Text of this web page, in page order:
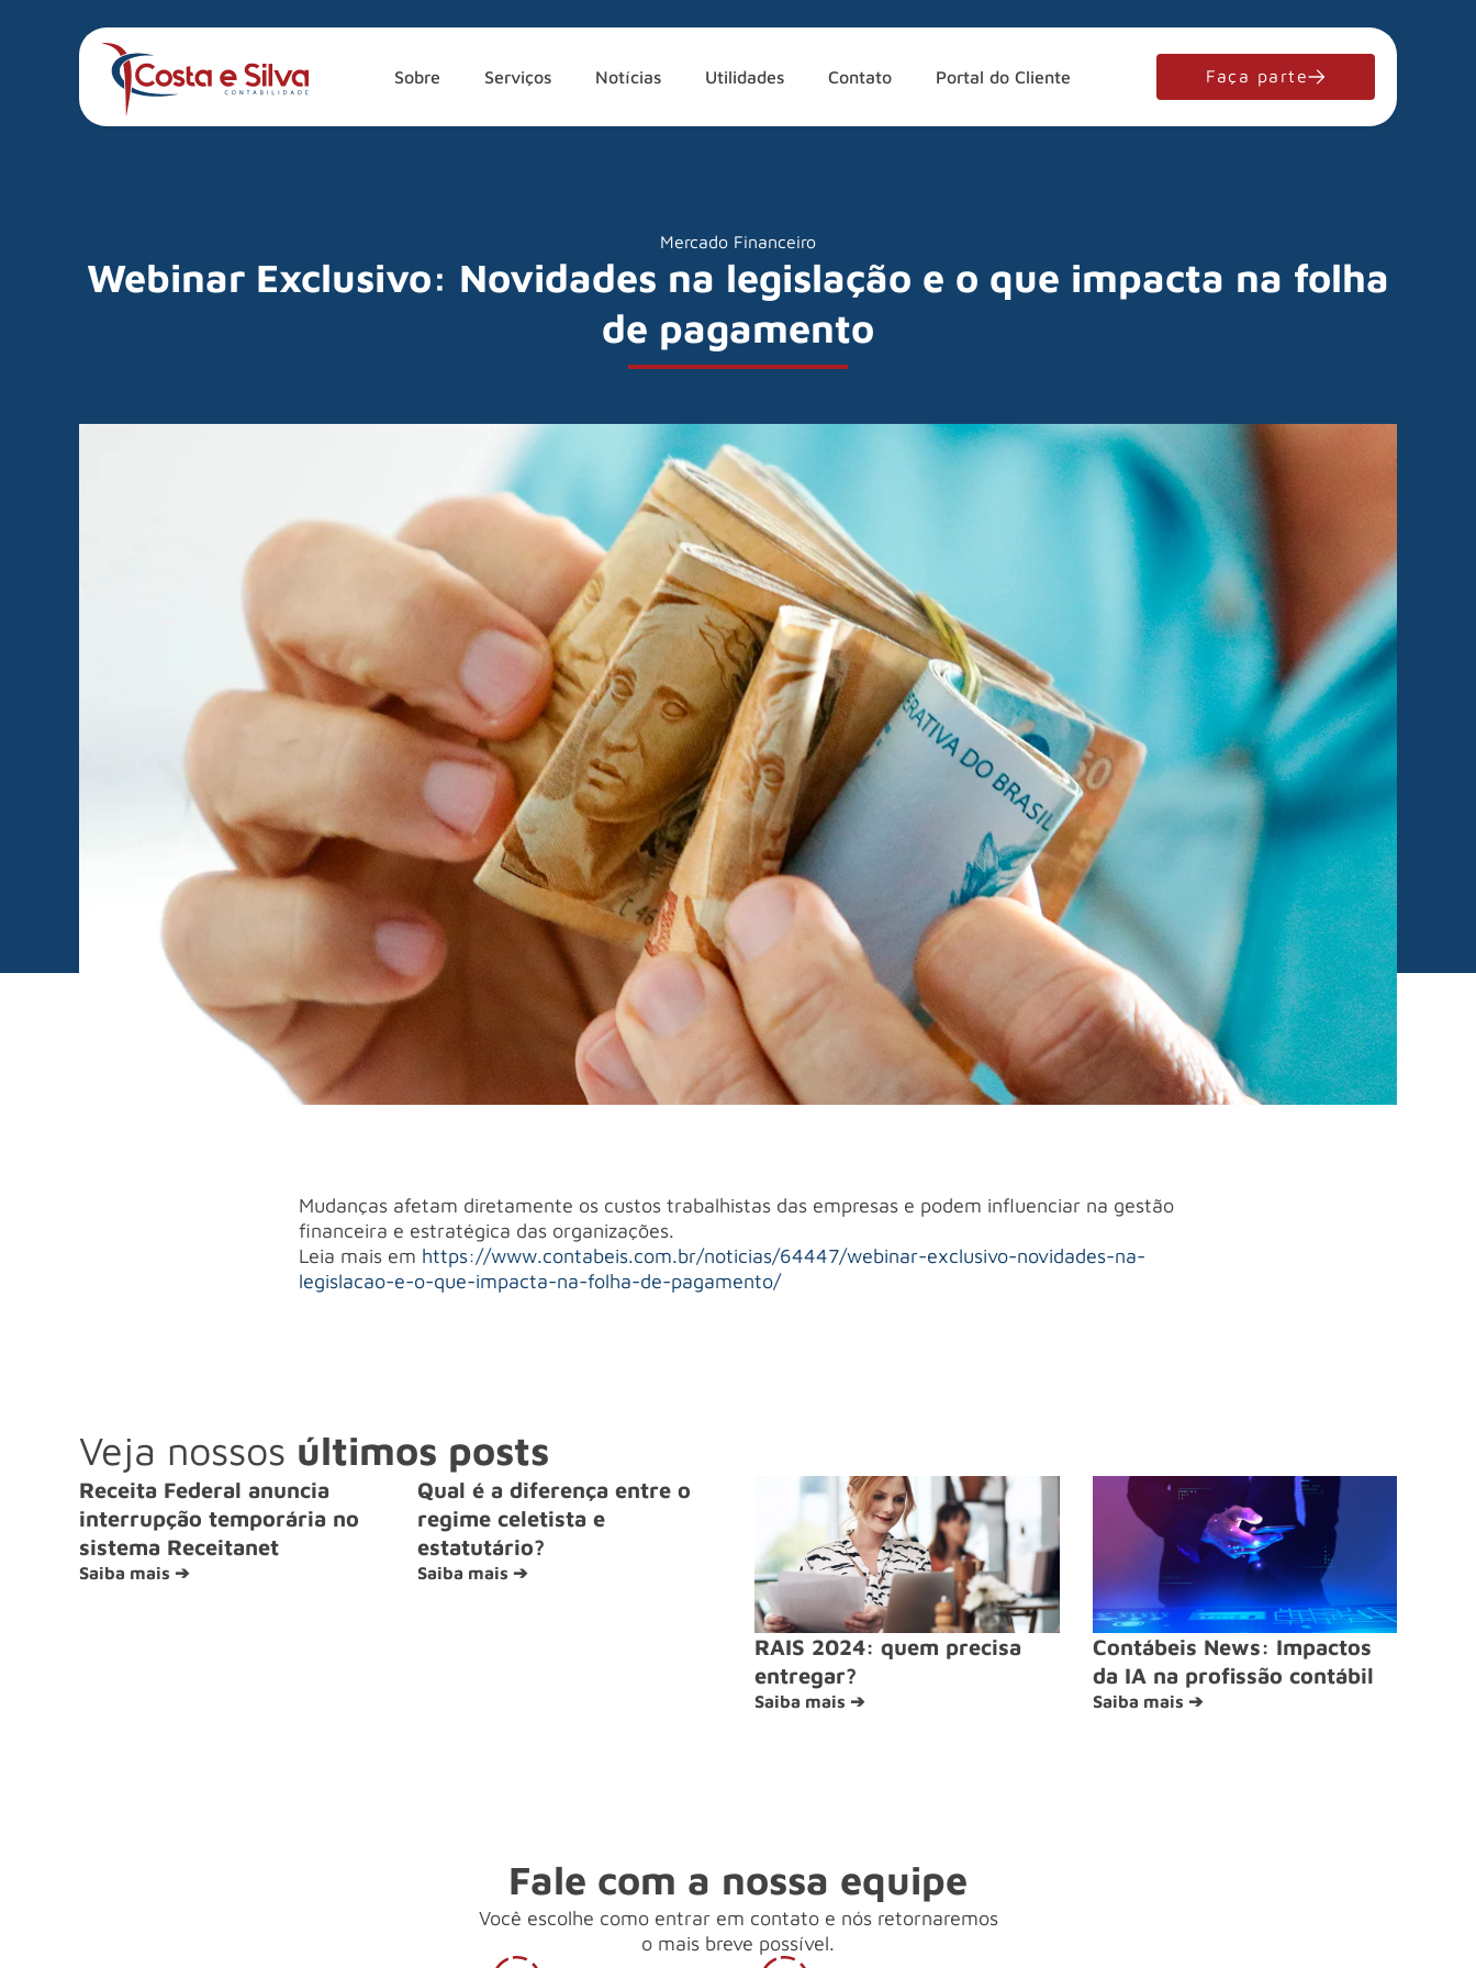
Sobre Serviços Notícias Utilidades Contato Portal do Cliente Faça parte
Mercado Financeiro
Webinar Exclusivo: Novidades na legislação e o que impacta na folha
de pagamento
Mudanças afetam diretamente os custos trabalhistas das empresas e podem influenciar na gestão
financeira e estratégica das organizações.
Leia mais em https://www.contabeis.com.br/noticias/64447/webinar-exclusivo-novidades-na-
legislacao-e-o-que-impacta-na-folha-de-pagamento/
Veja nossos últimos posts
Receita Federal anuncia
interrupção temporária no
sistema Receitanet
Saiba mais ➔
Qual é a diferença entre o
regime celetista e
estatutário?
Saiba mais ➔
RAIS 2024: quem precisa
entregar?
Saiba mais ➔
Contábeis News: Impactos
da IA na profissão contábil
Saiba mais ➔
Fale com a nossa equipe
Você escolhe como entrar em contato e nós retornaremos
o mais breve possível.